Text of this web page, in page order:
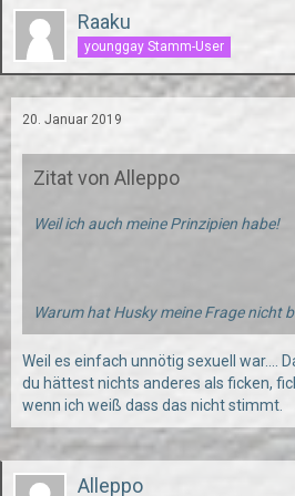
Raaku
younggay Stamm-User
20. Januar 2019
Zitat von Alleppo
Weil ich auch meine Prinzipien habe!
Warum hat Husky meine Frage nicht
Weil es einfach unnötig sexuell war....
du hättest nichts anderes als ficken,
wenn ich weiß dass das nicht stimmt.
Alleppo